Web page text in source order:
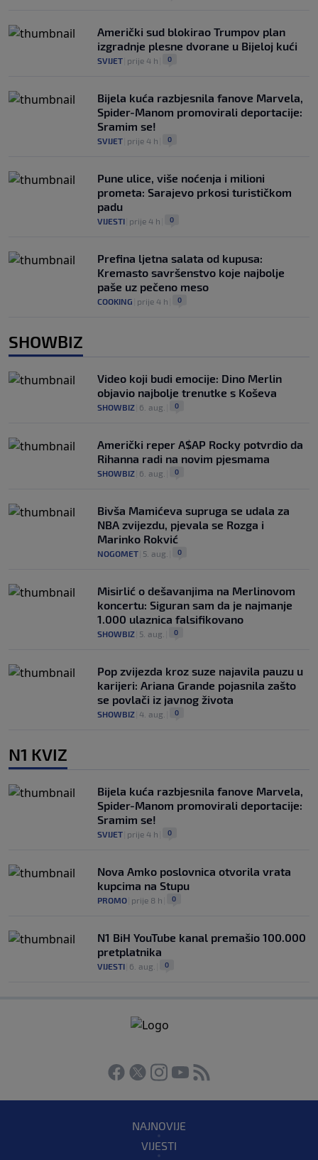
Američki sud blokirao Trumpov plan
izgradnje plesne dvorane u Bijeloj kući
SVIJET prije 4 h 0
Bijela kuća razbjesnila fanove Marvela,
Spider-Manom promovirali deportacije:
Sramim se!
SVIJET prije 4 h 0
Pune ulice, više noćenja i milioni
prometa: Sarajevo prkosi turističkom
padu
VIJESTI prije 4 h 0
Prefina ljetna salata od kupusa:
Kremasto savršenstvo koje najbolje
paše uz pečeno meso
COOKING prije 4 h 0
SHOWBIZ
Video koji budi emocije: Dino Merlin
objavio najbolje trenutke s Koševa
SHOWBIZ 6. aug. 0
Američki reper A$AP Rocky potvrdio da
Rihanna radi na novim pjesmama
SHOWBIZ 6. aug. 0
Bivša Mamićeva supruga se udala za
NBA zvijezdu, pjevala se Rozga i
Marinko Rokvić
NOGOMET 5. aug. 0
Misirlić o dešavanjima na Merlinovom
koncertu: Siguran sam da je najmanje
1.000 ulaznica falsifikovano
SHOWBIZ 5. aug. 0
Pop zvijezda kroz suze najavila pauzu u
karijeri: Ariana Grande pojasnila zašto
se povlači iz javnog života
SHOWBIZ 4. aug. 0
N1 KVIZ
Bijela kuća razbjesnila fanove Marvela,
Spider-Manom promovirali deportacije:
Sramim se!
SVIJET prije 4 h 0
Nova Amko poslovnica otvorila vrata
kupcima na Stupu
PROMO prije 8 h 0
N1 BiH YouTube kanal premašio 100.000
pretplatnika
VIJESTI 6. aug. 0
NAJNOVIJE
VIJESTI